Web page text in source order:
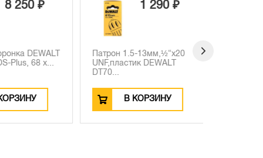
8 250 ₽
DEWALT
Plus, 68 x...
1 290 ₽
Патрон 1.5-13мм,½“х20
UNF,пластик DEWALT
DT70...
В КОРЗИНУ